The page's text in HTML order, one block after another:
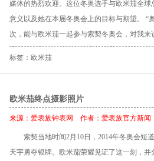
划中美苏对接任务的价值。”他指出在测试计
务，这让人们认为登月才是真正非凡的科技
政治和社会意义，影响至今。 在参观欧米茄
斯塔福德先生表达了他对欧米茄的感激之情
包括全部六次远征太空的登月任务。太空传奇
斯塔福德能加入品牌名人大使大家庭，欧米茄
媒体的热烈欢迎。这位冬奥选手与欧米茄全
意义以及她在本届冬奥会上的目标与期望。 “
次，能与欧米茄一起参与索契冬奥会，对我
需要掐自己一下才能相信我并不是在做梦，
事中来，这才是真正的奥林匹克精神，也是
位名人大使不仅是享誉世界的音乐家，更是
陈美4岁开始接触小提琴演奏和滑雪，并很快
标签：欧米茄
欧米茄终点摄影照片
来源： 爱表族钟表网 作者： 爱表族官方新闻
索契当地时间2月10日，2014年冬奥会短
天宇勇夺银牌。欧米茄荣耀见证了这一刻，